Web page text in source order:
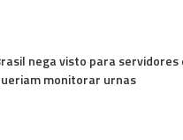
nega visto para servidores
monitorar urnas